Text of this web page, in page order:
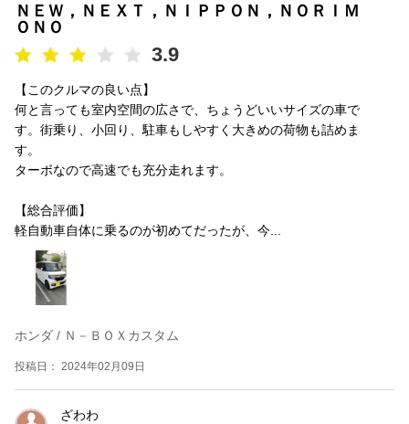
ＮＥＷ，ＮＥＸＴ，ＮＩＰＰＯＮ，ＮＯＲＩＭ
ＯＮＯ
3.9
【このクルマの良い点】
何と言っても室内空間の広さで、ちょうどいいサイズの車で
す。街乗り、小回り、駐車もしやすく大きめの荷物も詰めま
す。
ターボなので高速でも充分走れます。
【総合評価】
軽自動車自体に乗るのが初めてだったが、今...
ホンダ / Ｎ－ＢＯＸカスタム
投稿日： 2024年02月09日
ざわわ